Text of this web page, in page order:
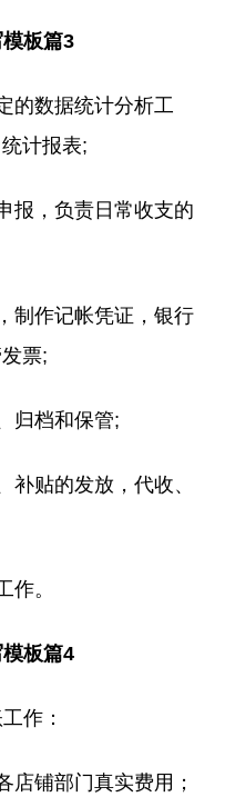
板篇3
的数据统计分析工
计报表;
报，负责日常收支的
制作记帐凭证，银行
票;
归档和保管;
补贴的发放，代收、
作。
板篇4
作：
店铺部门真实费用；